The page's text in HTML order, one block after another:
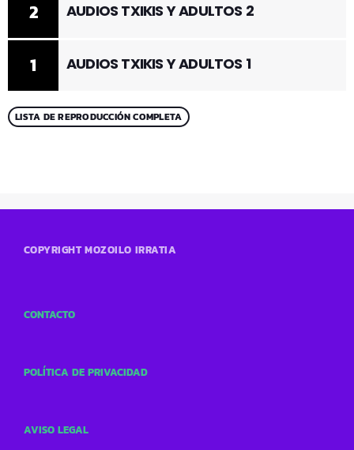
1 AUDIOS TXIKIS Y ADULTOS 1
2 AUDIOS TXIKIS Y ADULTOS 2
LISTA DE REPRODUCCIÓN COMPLETA
COPYRIGHT MOZOILO IRRATIA
CONTACTO
POLÍTICA DE PRIVACIDAD
AVISO LEGAL